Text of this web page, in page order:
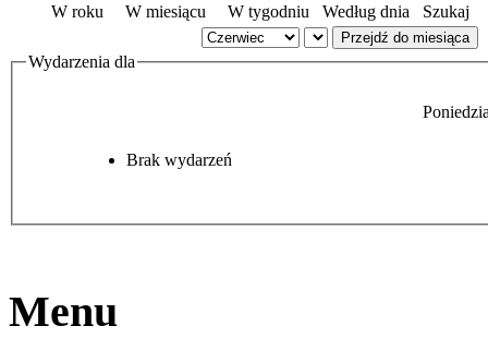
W roku W miesiącu W tygodniu Według dnia Szukaj
Przejdź do miesiąca
Wydarzenia dla
Brak wydarzeń
Menu